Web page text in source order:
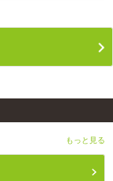
もっと見る